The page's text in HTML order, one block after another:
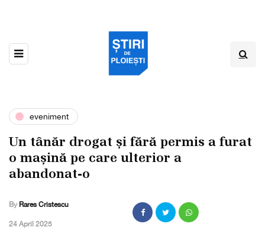
eveniment
Un tânăr drogat și fără permis a furat
o mașină pe care ulterior a
abandonat-o
By Rares Cristescu
,24 April 2025